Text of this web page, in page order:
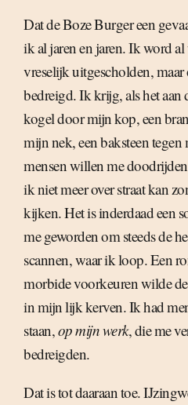
Dat de Boze Burger een
ik al jaren en jaren. Ik word
vreselijk uitgescholden,
bedreigd. Ik krijg, als het aan
kogel door mijn kop, een
mijn nek, een baksteen
mensen willen me
ik niet meer over straat kan
kijken. Het is inderdaad een
me geworden om steeds de
scannen, waar ik loop. Een
morbide voorkeuren wilde
in mijn lijk kerven. Ik had
staan,op mijn werk, die me
bedreigden.
Dat is tot daaraan toe.